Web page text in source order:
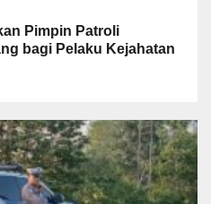
Pimpin Patroli
bagi Pelaku Kejahatan